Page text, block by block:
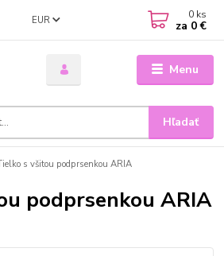
Menu
EUR
Hľadať
0 ks
za 0 €
s všitou podprsenkou ARIA
podprsenkou ARIA